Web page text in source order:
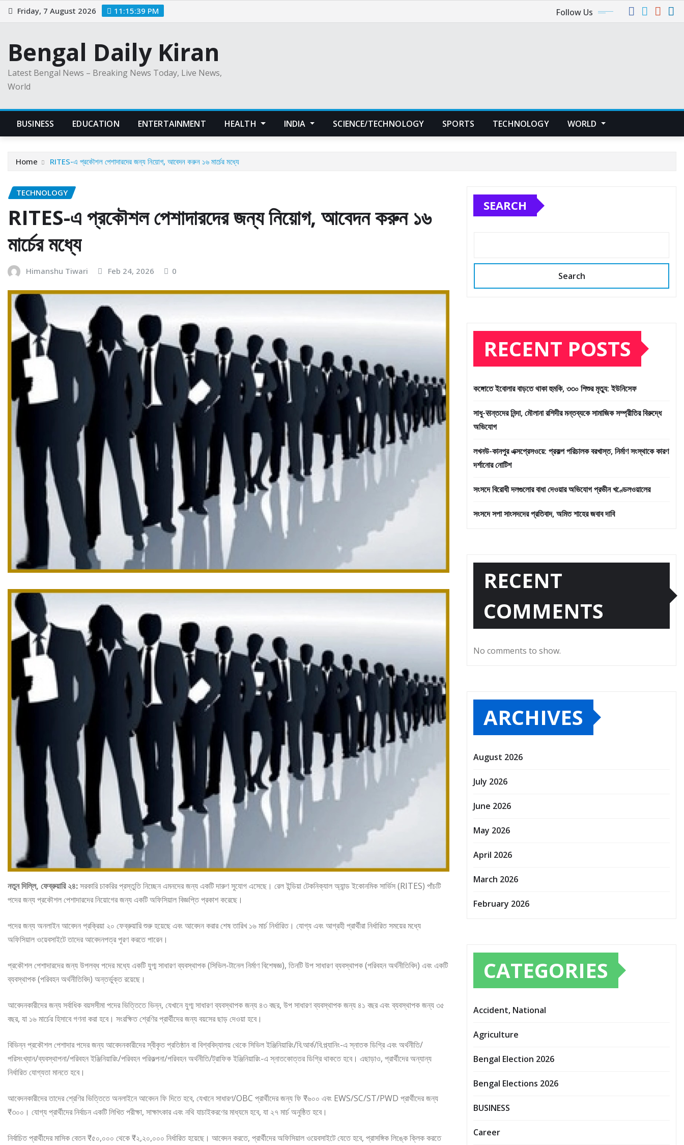
Skip
to
Friday, 7 August 2026 11:15:40 PM Follow Us
Bengal Daily Kiran
Latest Bengal News – Breaking News Today, Live News,
World
BUSINESS EDUCATION ENTERTAINMENT HEALTH INDIA SCIENCE/TECHNOLOGY SPORTS TECHNOLOGY WORLD
Home RITES-এ প্রকৌশল পেশাদারদের জন্য নিয়োগ, আবেদন করুন ১৬ মার্চের মধ্যে
TECHNOLOGY
RITES-এ প্রকৌশল পেশাদারদের জন্য নিয়োগ, আবেদন করুন ১৬
মার্চের মধ্যে
Himanshu Tiwari Feb 24, 2026 0
নতুন দিল্লি, ফেব্রুয়ারি ২৪:সরকারি চাকরির প্রস্তুতি নিচ্ছেন এমনদের জন্য একটি দারুণ সুযোগ এসেছে। রেল ইন্ডিয়া টেকনিক্যাল অ্যান্ড ইকোনমিক সার্ভিস (RITES) পাঁচটি
পদের জন্য প্রকৌশল পেশাদারদের নিয়োগের জন্য একটি অফিসিয়াল বিজ্ঞপ্তি প্রকাশ করেছে।
পদের জন্য অনলাইন আবেদন প্রক্রিয়া ২০ ফেব্রুয়ারি শুরু হয়েছে এবং আবেদন করার শেষ তারিখ ১৬ মার্চ নির্ধারিত। যোগ্য এবং আগ্রহী প্রার্থীরা নির্ধারিত সময়ের মধ্যে
অফিসিয়াল ওয়েবসাইটে তাদের আবেদনপত্র পূরণ করতে পারেন।
প্রকৌশল পেশাদারদের জন্য উপলব্ধ পদের মধ্যে একটি যুগ্ম সাধারণ ব্যবস্থাপক (সিভিল-টানেল নির্মাণ বিশেষজ্ঞ), তিনটি উপ সাধারণ ব্যবস্থাপক (পরিবহন অর্থনীতিবিদ) এবং একটি
ব্যবস্থাপক (পরিবহন অর্থনীতিবিদ) অন্তর্ভুক্ত রয়েছে।
আবেদনকারীদের জন্য সর্বাধিক বয়সসীমা পদের ভিত্তিতে ভিন্ন, যেখানে যুগ্ম সাধারণ ব্যবস্থাপক জন্য ৪৩ বছর, উপ সাধারণ ব্যবস্থাপক জন্য ৪১ বছর এবং ব্যবস্থাপক জন্য ৩৫
বছর, যা ১৬ মার্চের হিসাবে গণনা করা হবে। সংরক্ষিত শ্রেণির প্রার্থীদের জন্য বয়সের ছাড় দেওয়া হবে।
বিভিন্ন প্রকৌশল পেশাদার পদের জন্য আবেদনকারীদের স্বীকৃত প্রতিষ্ঠান বা বিশ্ববিদ্যালয় থেকে সিভিল ইঞ্জিনিয়ারিং/বি.আর্ক/বি.প্ল্যানিং-এ স্নাতক ডিগ্রি এবং অর্থনীতি/
পরিসংখ্যান/ব্যবস্থাপনা/পরিবহন ইঞ্জিনিয়ারিং/পরিবহন পরিকল্পনা/পরিবহন অর্থনীতি/ট্রাফিক ইঞ্জিনিয়ারিং-এ স্নাতকোত্তর ডিগ্রি থাকতে হবে। এছাড়াও, প্রার্থীদের অন্যান্য
নির্ধারিত যোগ্যতা মানতে হবে।
আবেদনকারীদের তাদের শ্রেণির ভিত্তিতে অনলাইনে আবেদন ফি দিতে হবে, যেখানে সাধারণ/OBC প্রার্থীদের জন্য ফি ₹৬০০ এবং EWS/SC/ST/PWD প্রার্থীদের জন্য
₹৩০০। যোগ্য প্রার্থীদের নির্বাচন একটি লিখিত পরীক্ষা, সাক্ষাৎকার এবং নথি যাচাইকরণের মাধ্যমে হবে, যা ২৭ মার্চ অনুষ্ঠিত হবে।
নির্বাচিত প্রার্থীদের মাসিক বেতন ₹৫০,০০০ থেকে ₹২,২০,০০০ নির্ধারিত হয়েছে। আবেদন করতে, প্রার্থীদের অফিসিয়াল ওয়েবসাইটে যেতে হবে, প্রাসঙ্গিক লিঙ্কে ক্লিক করতে
SEARCH
Search
RECENT POSTS
কঙ্গোতে ইবোলার বাড়তে থাকা হুমকি, ৩৩০ শিশুর মৃত্যু: ইউনিসেফ
সাধু-सন্তদের নিন্দা, মৌলানা রশিদীর মন্তব্যকে সামাজিক সম্প্রীতির বিরুদ্ধে
অভিযোগ
লখনউ-কানপুর এক্সপ্রেসওয়ে: প্রকল্প পরিচালক বরখাস্ত, নির্মাণ সংস্থাকে কারণ
দর্শানোর নোটিশ
সংসদে বিরোধী দলগুলোর বাধা দেওয়ার অভিযোগ প্রভীন খণ্ডেলওয়ালের
সংসদে সপা সাংসদদের প্রতিবাদ, অমিত শাহের জবাব দাবি
RECENT
COMMENTS
No comments to show.
ARCHIVES
August 2026
July 2026
June 2026
May 2026
April 2026
March 2026
February 2026
CATEGORIES
Accident, National
Agriculture
Bengal Election 2026
Bengal Elections 2026
BUSINESS
Career